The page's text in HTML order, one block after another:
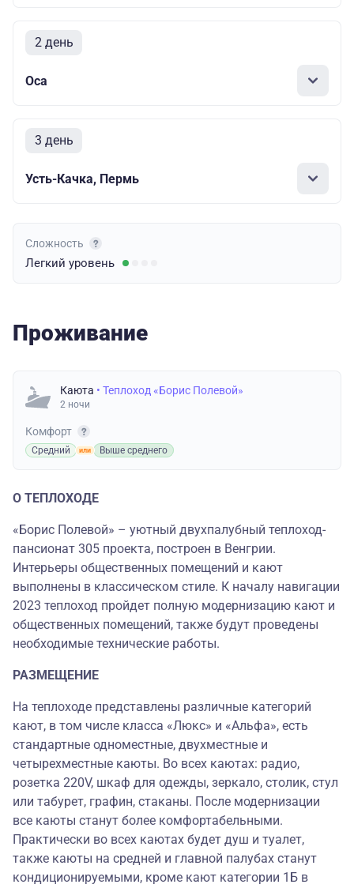
2 день
Оса
3 день
Усть-Качка, Пермь
Сложность
Легкий уровень
Проживание
Каюта • Теплоход «Борис Полевой»
2 ночи
Комфорт
Средний Выше среднего
О ТЕПЛОХОДЕ
«Борис Полевой» – уютный двухпалубный теплоход-
пансионат 305 проекта, построен в Венгрии.
Интерьеры общественных помещений и кают
выполнены в классическом стиле. К началу навигации
2023 теплоход пройдет полную модернизацию кают и
общественных помещений, также будут проведены
необходимые технические работы.
РАЗМЕЩЕНИЕ
На теплоходе представлены различные категорий
кают, в том числе класса «Люкс» и «Альфа», есть
стандартные одноместные, двухместные и
четырехместные каюты. Во всех каютах: радио,
розетка 220V, шкаф для одежды, зеркало, столик, стул
или табурет, графин, стаканы. После модернизации
все каюты станут более комфортабельными.
Практически во всех каютах будет душ и туалет,
также каюты на средней и главной палубах станут
кондиционируемыми, кроме кают категории 1Б в